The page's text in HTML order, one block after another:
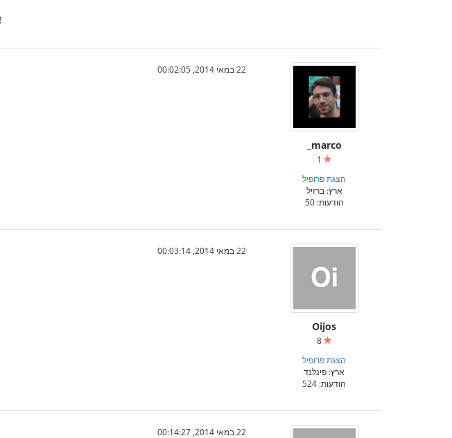
marco_
הצגת פרופיל
ארץ: ברזיל
הודעות: 50
22 במאי 2014, 00:02:05
Oijos
8
הצגת פרופיל
ארץ: פינלנד
הודעות: 524
22 במאי 2014, 00:03:14
22 במאי 2014, 00:14:27